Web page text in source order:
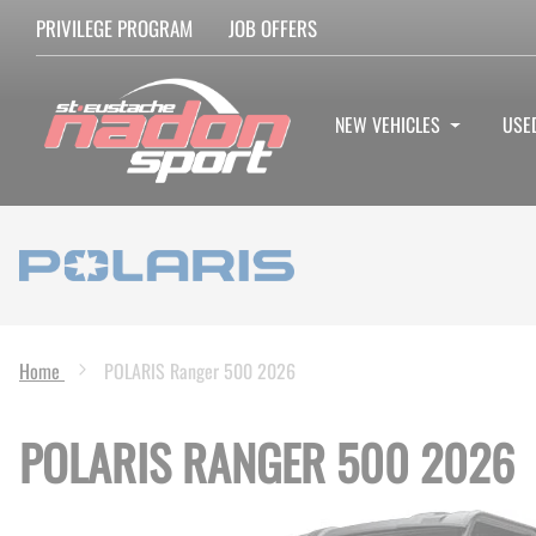
PRIVILEGE PROGRAM JOB OFFERS
NEW VEHICLES
Home POLARIS Ranger 500 2026
POLARIS RANGER 500 2026